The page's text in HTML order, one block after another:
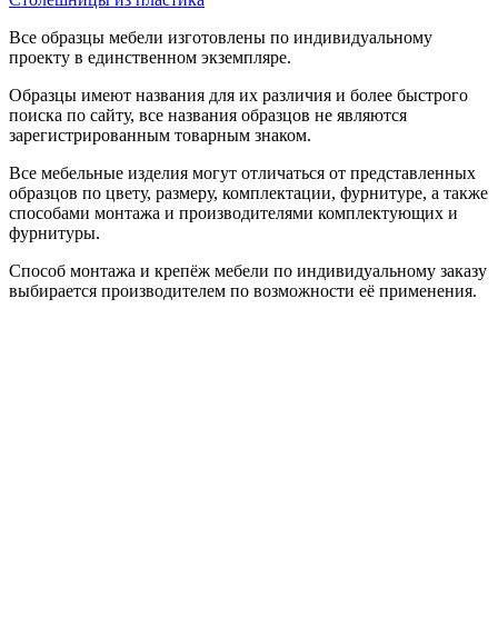
Все образцы мебели изготовлены по индивидуальному
проекту в единственном экземпляре.
Образцы имеют названия для их различия и более быстрого
поиска по сайту, все названия образцов не являются
зарегистрированным товарным знаком.
Все мебельные изделия могут отличаться от представленных
образцов по цвету, размеру, комплектации, фурнитуре, а также
способами монтажа и производителями комплектующих и
фурнитуры.
Способ монтажа и крепёж мебели по индивидуальному заказу
выбирается производителем по возможности её применения.